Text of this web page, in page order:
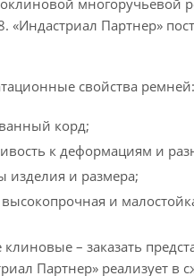
многоручьевой
«Индастриал Партнер»
свойства ремней:
корд;
к деформациям и
изделия и размера;
и
– заказать
Партнер» реализует в